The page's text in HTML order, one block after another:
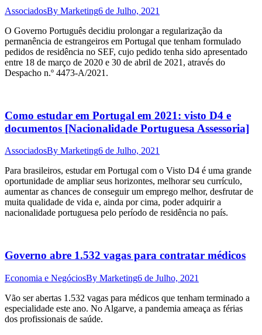
AssociadosBy Marketing6 de Julho, 2021
O Governo Português decidiu prolongar a regularização da
permanência de estrangeiros em Portugal que tenham formulado
pedidos de residência no SEF, cujo pedido tenha sido apresentado
entre 18 de março de 2020 e 30 de abril de 2021, através do
Despacho n.º 4473-A/2021.
Como estudar em Portugal em 2021: visto D4 e
documentos [Nacionalidade Portuguesa Assessoria]
AssociadosBy Marketing6 de Julho, 2021
Para brasileiros, estudar em Portugal com o Visto D4 é uma grande
oportunidade de ampliar seus horizontes, melhorar seu currículo,
aumentar as chances de conseguir um emprego melhor, desfrutar de
muita qualidade de vida e, ainda por cima, poder adquirir a
nacionalidade portuguesa pelo período de residência no país.
Governo abre 1.532 vagas para contratar médicos
Economia e NegóciosBy Marketing6 de Julho, 2021
Vão ser abertas 1.532 vagas para médicos que tenham terminado a
especialidade este ano. No Algarve, a pandemia ameaça as férias
dos profissionais de saúde.